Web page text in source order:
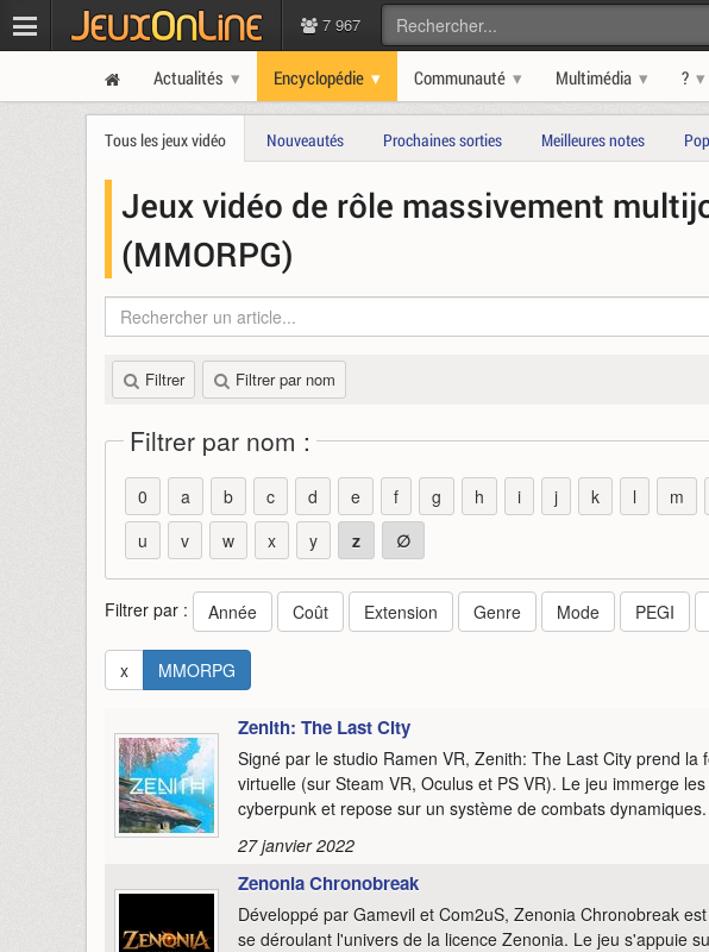
7 967
Actualités Encyclopédie Communauté Multimédia ?
Tous les jeux vidéo Nouveautés Prochaines sorties Meilleures notes
Jeux vidéo de rôle massivement
(MMORPG)
Filtrer Filtrer par nom
Filtrer par nom :
0 a b c d e f g h i j k l m
u
v w x y z ∅
Filtrer par : Année Coût Extension Genre Mode PEGI
x MMORPG
Zenith: The Last City
Signé par le studio Ramen VR, Zenith: The Last City prend
virtuelle (sur Steam VR, Oculus et PS VR). Le jeu immerge
cyberpunk et repose sur un système de combats dynamiques.
27 janvier 2022
Zenonia Chronobreak
Développé par Gamevil et Com2uS, Zenonia Chronobreak
se déroulant l'univers de la licence Zenonia. Le jeu s'appuie